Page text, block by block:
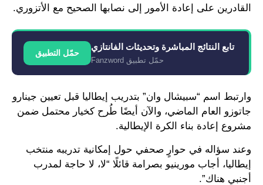
القادرين على إعادة الأمور إلى نصابها الصحيح مع الأتزوري.
تابع النتائج المباشرة وتحديثات الفانتازي
حمّل تطبيق Fanzword
حمّل التطبيق
وارتبط اسم “سبيشال وان” بتدريب إيطاليا قبل تعيين جينارو
جاتوزو العام الماضي، والآن أيضًا طُرح كخيار محتمل ضمن
مشروع إعادة بناء الكرة الإيطالية.
وعند سؤاله في حوارٍ صحفي حول إمكانية تدريبه منتخب
إيطاليا، أجاب مورينيو بصرامة قائلًا “لا، لا حاجة لمدرب
أجنبي هناك”.